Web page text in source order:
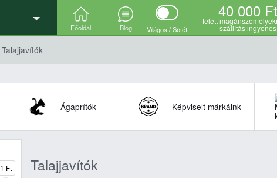
Főoldal Blog Világos / Sötét
40 000 Ft
felett
szállítás ingyenes
Talajjavítók
Ágaprítók Képviselt márkáink
1 Ft Talajjavítók